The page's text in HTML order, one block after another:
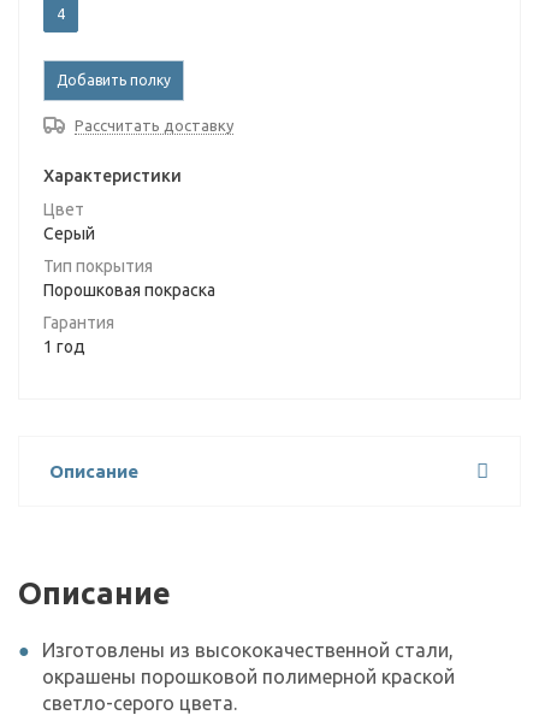
4
Добавить полку
Рассчитать доставку
Характеристики
Цвет
Серый
Тип покрытия
Порошковая покраска
Гарантия
1 год
Описание
Описание
Изготовлены из высококачественной стали,
окрашены порошковой полимерной краской
светло-серого цвета.